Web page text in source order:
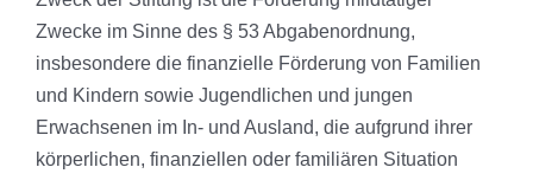
Zwecke im Sinne des § 53 Abgabenordnung,
insbesondere die finanzielle Förderung von Familien
und Kindern sowie Jugendlichen und jungen
Erwachsenen im In- und Ausland, die aufgrund ihrer
körperlichen, finanziellen oder familiären Situation